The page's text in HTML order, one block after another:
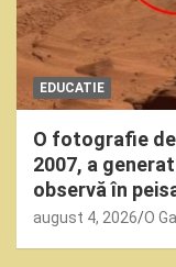
EDUCATIE
O fotografie
2007, a
observă în
august 4, 2026 O